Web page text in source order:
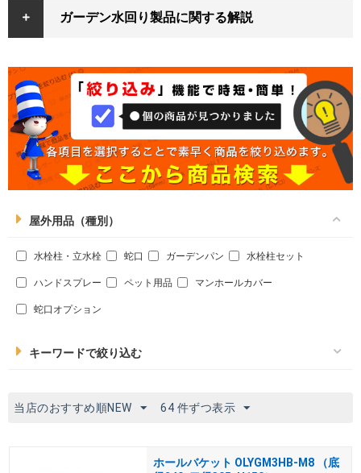
ガーデン水回り製品に関する解説
屋外用品（種別）
水栓柱・立水栓 蛇口 ガーデンパン 水栓柱セット
ハンドスプレー ペット用品 マンホールカバー
蛇口オプション
キーワードで絞り込む
当店のおすすめ順NEW 64 件ずつ表示
ホールバケット OLYGM3HB-M8 （底